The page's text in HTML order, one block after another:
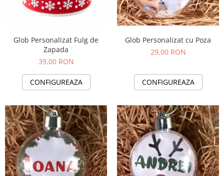
Tricouri Diverse
Tricouri Azi esti Tanar si maine...
Tricouri Mamici
Tricouri Pensionari
Tricouri Animalute
Tricouri Gameri
Tricouri Mesaje Virale
Tricouri Vesele
Tricouri Zicale Romanesti
Glob Personalizat Fulg de
Zapada
39,00 RON
CONFIGUREAZA
Glob Personalizat cu Poza
29,00 RON
CONFIGUREAZA